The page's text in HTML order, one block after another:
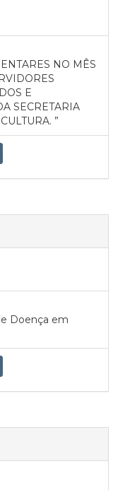
NO MÊS
E
SECRETARIA
”
Doença em